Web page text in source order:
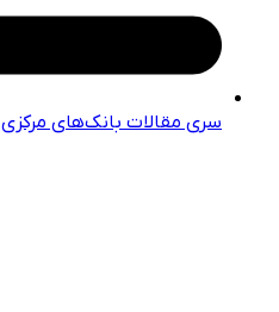
سری مقالات بانک‌های مرکزی